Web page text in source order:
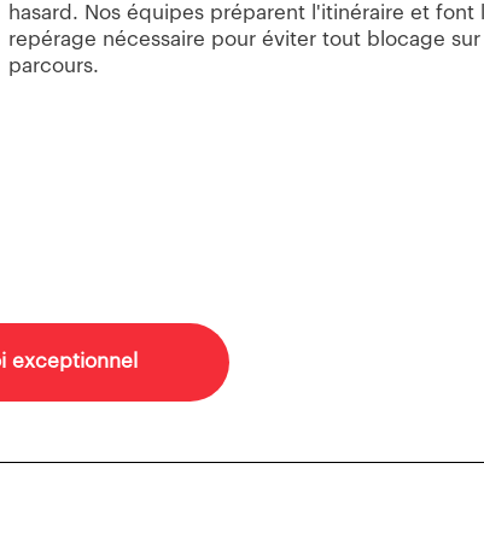
hasard. Nos équipes préparent l'itinéraire et font
repérage nécessaire pour éviter tout blocage sur
parcours.
exceptionnel